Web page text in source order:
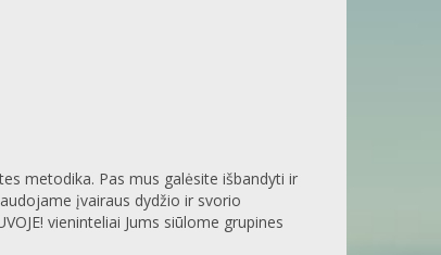
metodika. Pas mus galėsite išbandyti ir
įvairaus dydžio ir svorio
vieninteliai Jums siūlome grupines